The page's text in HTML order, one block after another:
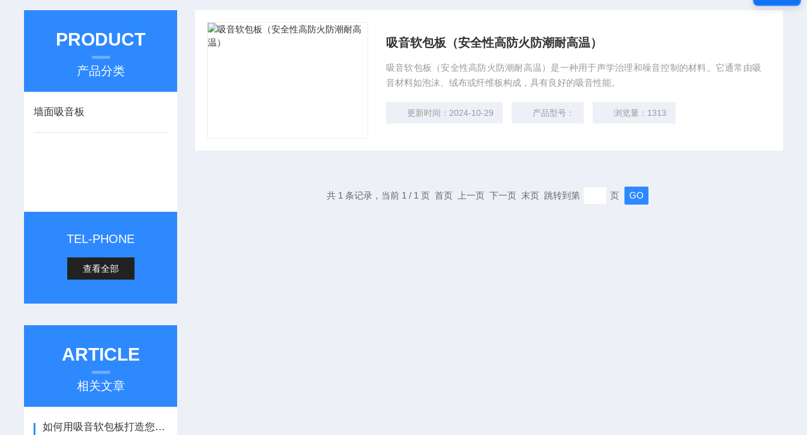
PRODUCT
产品分类
墙面吸音板
TEL-PHONE
查看全部
ARTICLE
相关文章
如何用吸音软包板打造您的安静空间？
吸音软包板（安全性高防火防潮耐高温）
吸音软包板（安全性高防火防潮耐高温）是一种用于声学治理和噪音控制的材料。它通常由吸
音材料如泡沫、绒布或纤维板构成，具有良好的吸音性能。
更新时间：2024-10-29 产品型号： 浏览量：1313
共 1 条记录，当前 1 / 1 页 首页 上一页 下一页 末页 跳转到第 页